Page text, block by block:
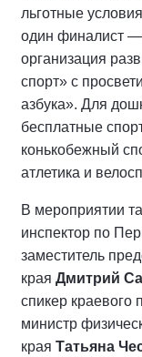
льготные
один финалист
организация
спорт» с
азбука». Для
бесплатные
конькобежный
атлетика и
В мероприятии
инспектор по
заместитель
края Дмитрий
спикер краевого
министр
края Татьяна